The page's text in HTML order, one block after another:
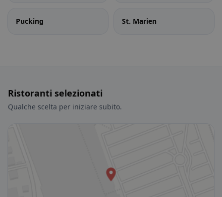
Pucking St. Marien
Ristoranti selezionati
Qualche scelta per iniziare subito.